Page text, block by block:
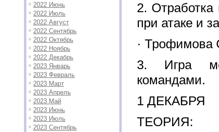
2022 Июнь
2022 Июль
2022 Август
2022 Сентябрь
2022 Октябрь
2022 Ноябрь
2022 Декабрь
2023 Январь
2023 Февраль
2023 Март
2023 Апрель
2023 Май
2023 Июнь
2023 Июль
2023 Сентябрь
2.
при атаке и
· Трофимова
3. Игра
командами.
1 ДЕКАБРЯ
ТЕОРИЯ: